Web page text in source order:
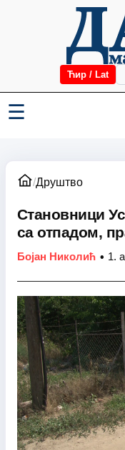
Ћир / Lat
☰
/Друштво
Становници
са отпадом,
Бојан Николић • 1.